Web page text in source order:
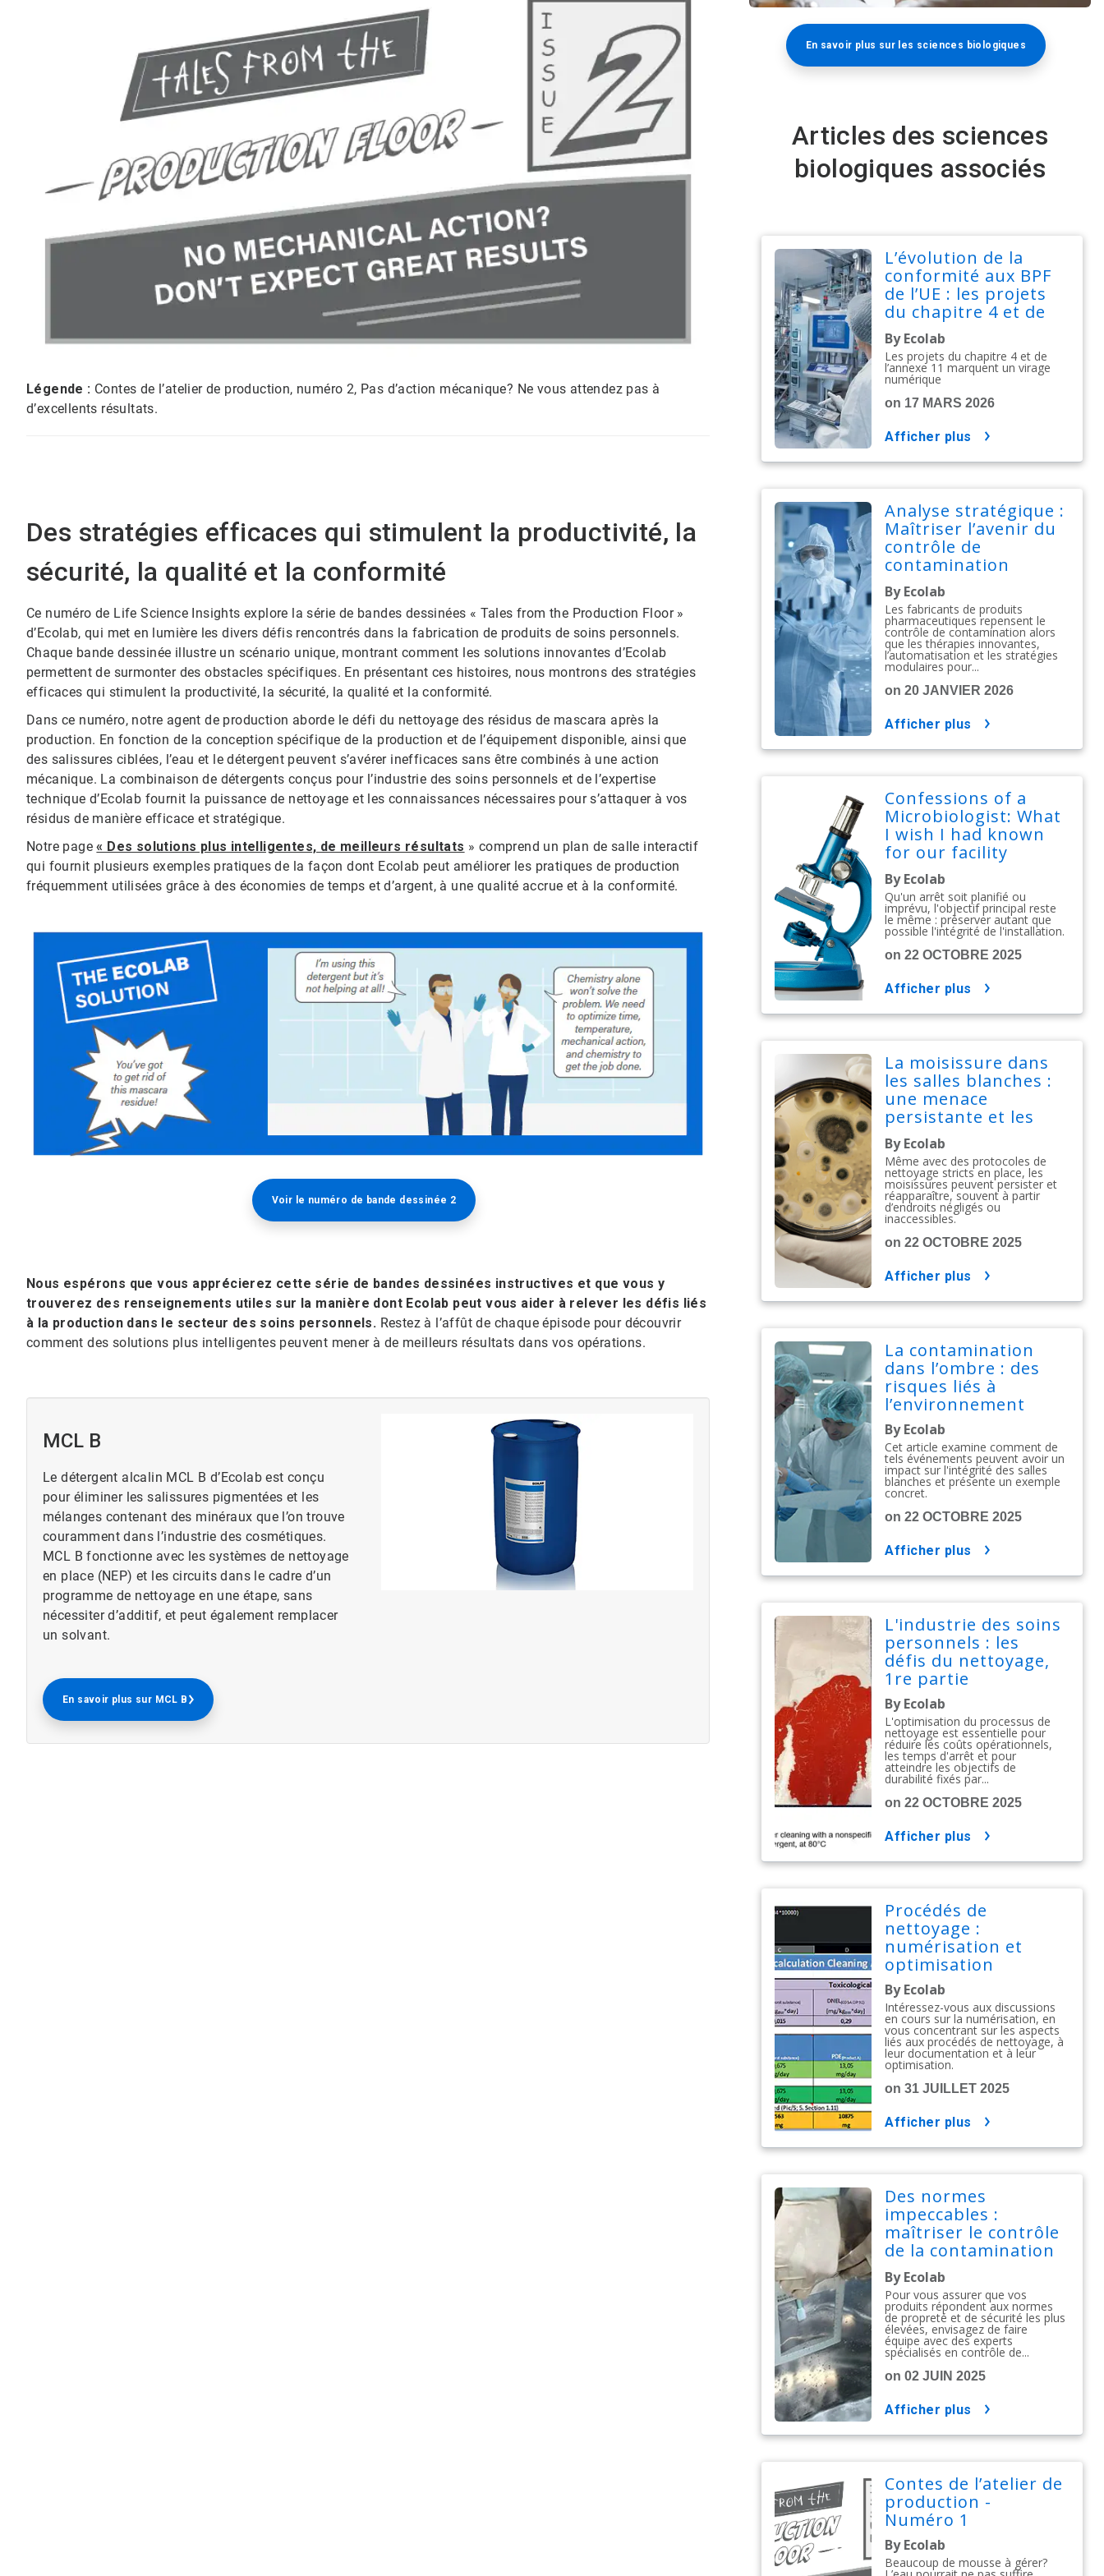
Légende : Contes de l’atelier de production, numéro 2, Pas d’action mécanique? Ne vous attendez pas à
d’excellents résultats.
Des stratégies efficaces qui stimulent la productivité, la
sécurité, la qualité et la conformité
Ce numéro de Life Science Insights explore la série de bandes dessinées « Tales from the Production Floor »
d’Ecolab, qui met en lumière les divers défis rencontrés dans la fabrication de produits de soins personnels.
Chaque bande dessinée illustre un scénario unique, montrant comment les solutions innovantes d’Ecolab
permettent de surmonter des obstacles spécifiques. En présentant ces histoires, nous montrons des stratégies
efficaces qui stimulent la productivité, la sécurité, la qualité et la conformité.
Dans ce numéro, notre agent de production aborde le défi du nettoyage des résidus de mascara après la
production. En fonction de la conception spécifique de la production et de l’équipement disponible, ainsi que
des salissures ciblées, l’eau et le détergent peuvent s’avérer inefficaces sans être combinés à une action
mécanique. La combinaison de détergents conçus pour l’industrie des soins personnels et de l’expertise
technique d’Ecolab fournit la puissance de nettoyage et les connaissances nécessaires pour s’attaquer à vos
résidus de manière efficace et stratégique.
Notre page« Des solutions plus intelligentes, de meilleurs résultats » comprend un plan de salle interactif
qui fournit plusieurs exemples pratiques de la façon dont Ecolab peut améliorer les pratiques de production
fréquemment utilisées grâce à des économies de temps et d’argent, à une qualité accrue et à la conformité.
Voir le numéro de bande dessinée 2
Nous espérons que vous apprécierez cette série de bandes dessinées instructives et que vous y
trouverez des renseignements utiles sur la manière dont Ecolab peut vous aider à relever les défis liés
à la production dans le secteur des soins personnels. Restez à l’affût de chaque épisode pour découvrir
comment des solutions plus intelligentes peuvent mener à de meilleurs résultats dans vos opérations.
MCL B
Le détergent alcalin MCL B d’Ecolab est conçu
pour éliminer les salissures pigmentées et les
mélanges contenant des minéraux que l’on trouve
couramment dans l’industrie des cosmétiques.
MCL B fonctionne avec les systèmes de nettoyage
en place (NEP) et les circuits dans le cadre d’un
programme de nettoyage en une étape, sans
nécessiter d’additif, et peut également remplacer
un solvant.
En savoir plus sur MCL B
En savoir plus sur les sciences biologiques
Articles des sciences
biologiques associés
L’évolution de la
conformité aux BPF
de l’UE : les projets
du chapitre 4 et de
l’annexe 11
annoncent un virage
numérique
By Ecolab
Les projets du chapitre 4 et de
l’annexe 11 marquent un virage
numérique
on 17 MARS 2026
afficher plus
Analyse stratégique :
Maîtriser l’avenir du
contrôle de
contamination
pharmaceutique
By Ecolab
Les fabricants de produits
pharmaceutiques repensent le
contrôle de contamination alors
que les thérapies innovantes,
l’automatisation et les stratégies
modulaires pour...
on 20 JANVIER 2026
afficher plus
Confessions of a
Microbiologist: What
I wish I had known
for our facility
shutdown
By Ecolab
Qu'un arrêt soit planifié ou
imprévu, l'objectif principal reste
le même : préserver autant que
possible l'intégrité de l'installation.
on 22 OCTOBRE 2025
afficher plus
La moisissure dans
les salles blanches :
une menace
persistante et les
arguments en
faveur d’une
biodécontamination
proactive
By Ecolab
Même avec des protocoles de
nettoyage stricts en place, les
moisissures peuvent persister et
réapparaître, souvent à partir
d’endroits négligés ou
inaccessibles.
on 22 OCTOBRE 2025
afficher plus
La contamination
dans l’ombre : des
risques liés à
l’environnement
By Ecolab
Cet article examine comment de
tels événements peuvent avoir un
impact sur l'intégrité des salles
blanches et présente un exemple
concret.
on 22 OCTOBRE 2025
afficher plus
L'industrie des soins
personnels : les
défis du nettoyage,
1re partie
By Ecolab
L'optimisation du processus de
nettoyage est essentielle pour
réduire les coûts opérationnels,
les temps d'arrêt et pour
atteindre les objectifs de
durabilité fixés par...
on 22 OCTOBRE 2025
afficher plus
Procédés de
nettoyage :
numérisation et
optimisation
By Ecolab
Intéressez-vous aux discussions
en cours sur la numérisation, en
vous concentrant sur les aspects
liés aux procédés de nettoyage, à
leur documentation et à leur
optimisation.
on 31 JUILLET 2025
afficher plus
Des normes
impeccables :
maîtriser le contrôle
de la contamination
dans les produits de
soins personnels et
les cosmétiques
By Ecolab
Pour vous assurer que vos
produits répondent aux normes
de propreté et de sécurité les plus
élevées, envisagez de faire
équipe avec des experts
spécialisés en contrôle de...
on 02 JUIN 2025
afficher plus
Contes de l’atelier de
production -
Numéro 1
By Ecolab
Beaucoup de mousse à gérer?